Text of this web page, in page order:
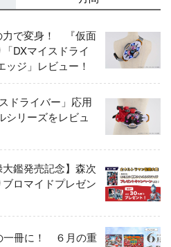
力で変身！ 『仮面
DXマイスドライ
ジ」レビュー！
ドライバー」応用
リーズをレビュ
大鑑発売記念】森次
ロマイドプレゼン
一冊に！ ６月の重